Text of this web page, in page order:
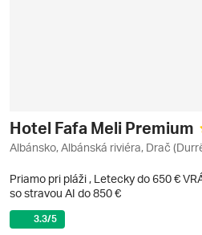
Hotel Fafa Meli Premium
Albánsko, Albánská riviéra, Drač
Priamo pri pláži , Letecky do 650 €
so stravou AI do 850 €
3.3/5